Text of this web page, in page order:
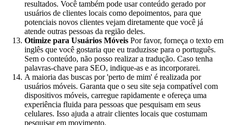
resultados. Você também pode usar conteúdo gerado por
usuários de clientes locais como depoimentos, para que
potenciais novos clientes vejam diretamente que você já
atende outras pessoas da região deles.
Otimize para Usuários Móveis Por favor, forneça o texto em
inglês que você gostaria que eu traduzisse para o português.
Sem o conteúdo, não posso realizar a tradução. Caso tenha
palavras-chave para SEO, indique-as e as incorporarei.
A maioria das buscas por 'perto de mim' é realizada por
usuários móveis. Garanta que o seu site seja compatível com
dispositivos móveis, carregue rapidamente e ofereça uma
experiência fluida para pessoas que pesquisam em seus
celulares. Isso ajuda a atrair clientes locais que costumam
pesquisar em movimento.